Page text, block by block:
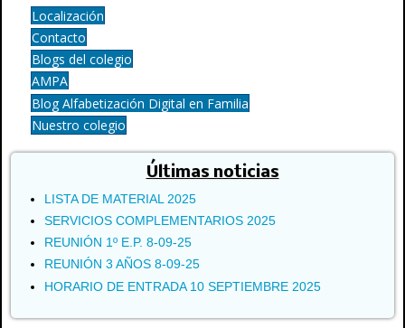
Localización
Contacto
Blogs del colegio
AMPA
Blog Alfabetización Digital en Familia
Nuestro colegio
Últimas noticias
LISTA DE MATERIAL 2025
SERVICIOS COMPLEMENTARIOS 2025
REUNIÓN 1º E.P. 8-09-25
REUNIÓN 3 AÑOS 8-09-25
HORARIO DE ENTRADA 10 SEPTIEMBRE 2025